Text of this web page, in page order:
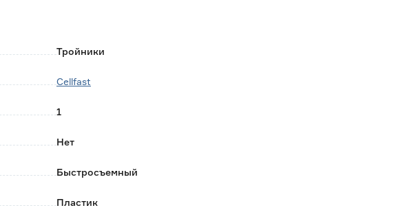
Тройники
Cellfast
1
Нет
Быстросъемный
Пластик